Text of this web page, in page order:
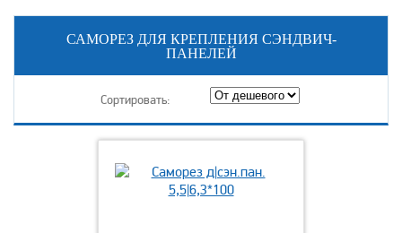
САМОРЕЗ ДЛЯ КРЕПЛЕНИЯ СЭНДВИЧ-
ПАНЕЛЕЙ
Сортировать: